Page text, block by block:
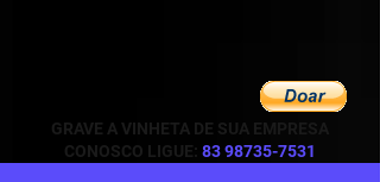
GRAVE A VINHETA DE SUA EMPRESA
CONOSCO LIGUE: 83 98735-7531